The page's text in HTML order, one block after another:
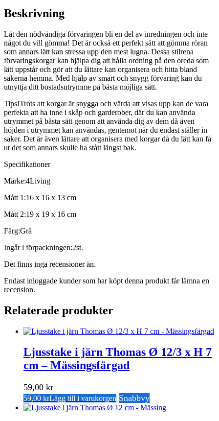
mängd
Beskrivning
Låt den nödvändiga förvaringen bli en del av inredningen och inte
något du vill gömma! Det är också ett perfekt sätt att gömma röran
som annars lätt kan stressa upp den mest lugna. Dessa stilrena
förvaringskorgar kan hjälpa dig att hålla ordning på den oreda som
lätt uppstår och gör att du lättare kan organisera och hitta bland
sakerna hemma. Med hjälp av smart och snygg förvaring kan du
utnyttja ditt bostadsutrymme på bästa möjliga sätt.
Tips!Trots att korgar är snygga och värda att visas upp kan de vara
perfekta att ha inne i skåp och garderober, där du kan använda
utrymmet på bästa sätt genom att använda dig av dem då även
höjden i utrymmet kan användas, gentemot när du endast ställer in
saker. Det är även lättare att organisera med korgar då du lätt kan få
ut det som annars skulle ha stått längst bak.
Specifikationer
Märke:4Living
Mått 1:16 x 16 x 13 cm
Mått 2:19 x 19 x 16 cm
Färg:Grå
Ingår i förpackningen:2st.
Det finns inga recensioner än.
Endast inloggade kunder som har köpt denna produkt får lämna en
recension.
Relaterade produkter
Ljusstake i järn Thomas Ø 12/3 x H 7
cm – Mässingsfärgad
59,00 kr
59,00 krLägg till i varukorgen Snabbvy